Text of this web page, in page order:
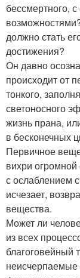
бессмертного,
должно стать
достижения?
Он давно
происходит от
тонкого,
светоносного
жизнь прана,
в бесконечных
Первичное
вихри огромной
с ослаблением
исчезает,
вещества.
Может ли
из всех
благоговейный
неисчерпаемые